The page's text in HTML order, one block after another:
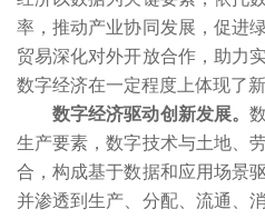
率，推动产业协同发展，促进
贸易深化对外开放合作，助力
数字经济在一定程度上体现了
数字经济驱动创新发展。
生产要素，数字技术与土地、
合，构成基于数据和应用场景
并渗透到生产、分配、流通、